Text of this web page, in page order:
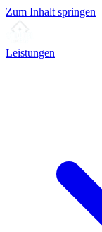
Zum Inhalt springen
Leistungen